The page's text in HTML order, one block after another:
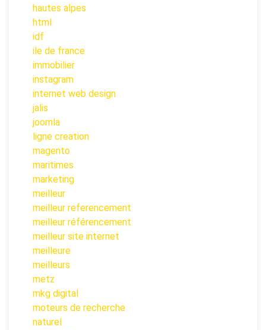
hautes alpes
html
idf
ile de france
immobilier
instagram
internet web design
jalis
joomla
ligne creation
magento
maritimes
marketing
meilleur
meilleur referencement
meilleur référencement
meilleur site internet
meilleure
meilleurs
metz
mkg digital
moteurs de recherche
naturel